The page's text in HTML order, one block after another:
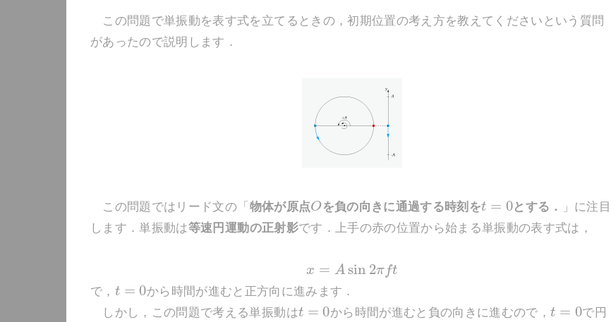
この問題で単振動を表す式を立てるときの，初期位置の考え方を教えてくださいという質問
があったので説明します．
この問題ではリード文の「 物体が原点Oを負の向きに通過する時刻をt = 0とする．
」に注目
します．単振動は等速円運動の正射影です．上手の赤の位置から始まる単振動の表す式は，
x = A sin 2πft
で， t = 0から時間が進むと正方向に進みます．
しかし，この問題で考える単振動はt = 0から時間が進むと負の向きに進むので，t = 0で円